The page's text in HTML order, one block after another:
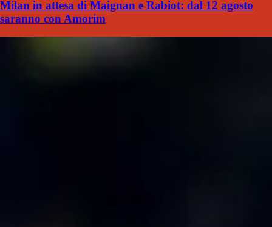
Milan in attesa di Maignan e Rabiot: dal 12 agosto
saranno con Amorim